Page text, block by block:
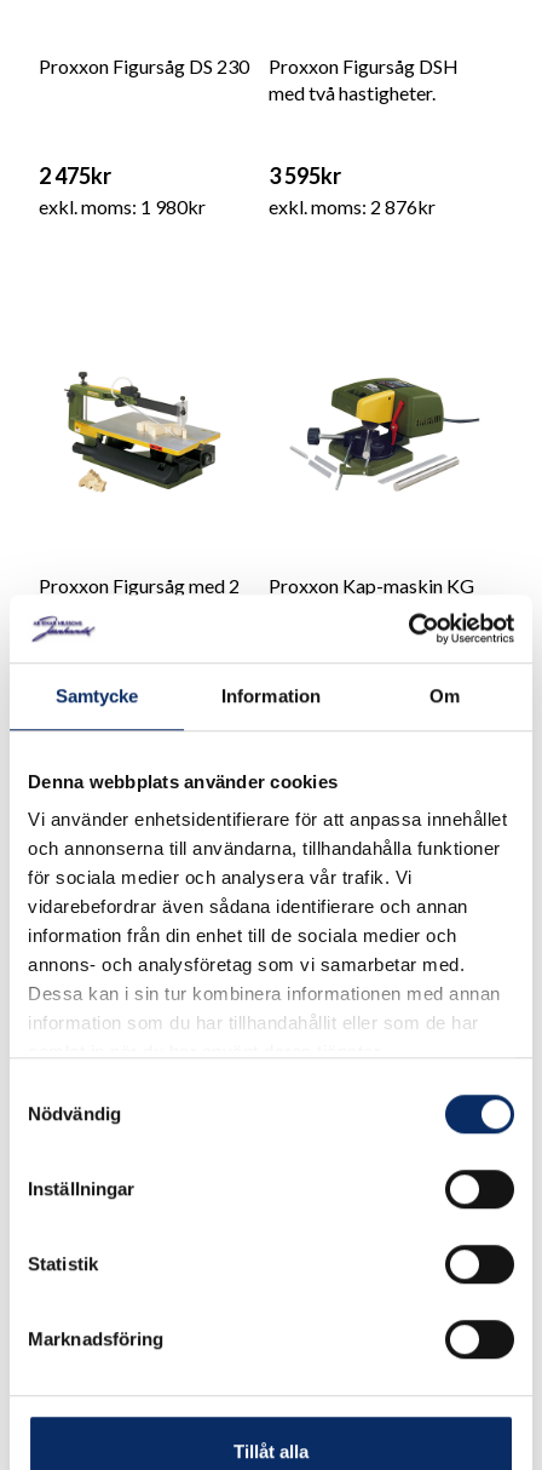
Samtycke Information Om
Denna webbplats använder cookies
Vi använder enhetsidentifierare för att anpassa innehållet
och annonserna till användarna, tillhandahålla funktioner
för sociala medier och analysera vår trafik. Vi
vidarebefordrar även sådana identifierare och annan
information från din enhet till de sociala medier och
annons- och analysföretag som vi samarbetar med.
Dessa kan i sin tur kombinera informationen med annan
information som du har tillhandahållit eller som de har
Nödvändig
Inställningar
Statistik
Marknadsföring
Tillåt alla
Proxxon Figursåg DS 230
2 475kr
exkl. moms: 1 980kr
Proxxon Figursåg DSH
med två hastigheter.
3 595kr
exkl. moms: 2 876kr
Proxxon Figursåg med 2
hastigheter DS 460
6 795kr
exkl. moms: 5 436kr
Proxxon Kap-maskin KG
1 675kr
exkl. moms: 1 340kr
Proxxon Kap- och
geringssåg KGS 80